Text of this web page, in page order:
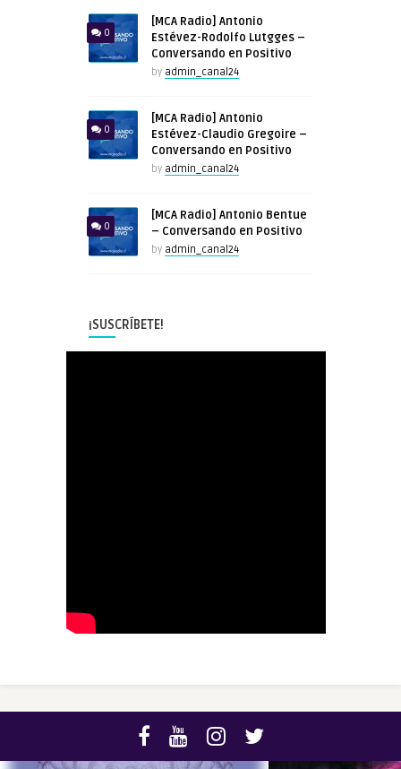
0
[MCA Radio] Antonio
Estévez-Rodolfo Lutgges –
Conversando en Positivo
by admin_canal24
0
[MCA Radio] Antonio
Estévez-Claudio Gregoire –
Conversando en Positivo
by admin_canal24
0
[MCA Radio] Antonio Bentue
– Conversando en Positivo
by admin_canal24
¡SUSCRÍBETE!